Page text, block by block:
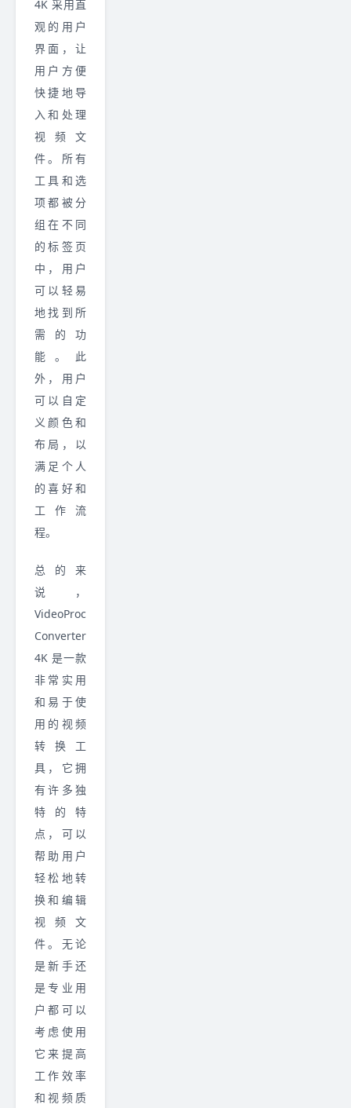
4K 采用直
观的用户
界面，让
用户方便
快捷地导
入和处理
视频文
件。所有
工具和选
项都被分
组在不同
的标签页
中，用户
可以轻易
地找到所
需的功
能。此
外，用户
可以自定
义颜色和
布局，以
满足个人
的喜好和
工作流
程。
总的来
说，
VideoProc
Converter
4K 是一款
非常实用
和易于使
用的视频
转换工
具，它拥
有许多独
特的特
点，可以
帮助用户
轻松地转
换和编辑
视频文
件。无论
是新手还
是专业用
户都可以
考虑使用
它来提高
工作效率
和视频质